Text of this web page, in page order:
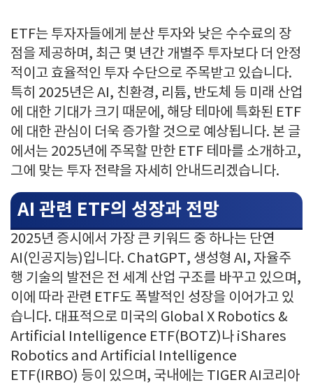
ETF는 투자자들에게 분산 투자와 낮은 수수료의 장
점을 제공하며, 최근 몇 년간 개별주 투자보다 더 안정
적이고 효율적인 투자 수단으로 주목받고 있습니다.
특히 2025년은 AI, 친환경, 리튬, 반도체 등 미래 산업
에 대한 기대가 크기 때문에, 해당 테마에 특화된 ETF
에 대한 관심이 더욱 증가할 것으로 예상됩니다. 본 글
에서는 2025년에 주목할 만한 ETF 테마를 소개하고,
그에 맞는 투자 전략을 자세히 안내드리겠습니다.
AI 관련 ETF의 성장과 전망
2025년 증시에서 가장 큰 키워드 중 하나는 단연
AI(인공지능)입니다. ChatGPT, 생성형 AI, 자율주
행 기술의 발전은 전 세계 산업 구조를 바꾸고 있으며,
이에 따라 관련 ETF도 폭발적인 성장을 이어가고 있
습니다. 대표적으로 미국의 Global X Robotics &
Artificial Intelligence ETF(BOTZ)나 iShares
Robotics and Artificial Intelligence
ETF(IRBO) 등이 있으며, 국내에는 TIGER AI코리아